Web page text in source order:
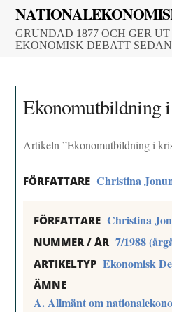
Skip
content
GRUNDAD 1877 OCH GER
EKONOMISK DEBATT
Ekonomutbildning
Artikeln ”Ekonomutbildning i
FÖRFATTARE Christina
FÖRFATTARE Christina
NUMMER / ÅR 7/1988
ARTIKELTYP Ekonomisk
ÄMNE
A. Allmänt om